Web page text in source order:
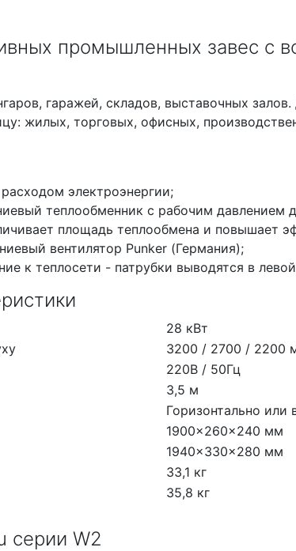
промышленных завес с
гаражей, складов, выставочных
жилых, торговых, офисных,
электроэнергии;
теплообменник с рабочим давлением
площадь теплообмена и повышает
вентилятор Punker (Германия);
к теплосети - патрубки выводятся в
28 кВт
3200 / 2700 / 2200
220B / 50Гц
3,5 м
Горизонтально или
1900x260x240 мм
1940x330x280 мм
33,1 кг
35,8 кг
серии W2